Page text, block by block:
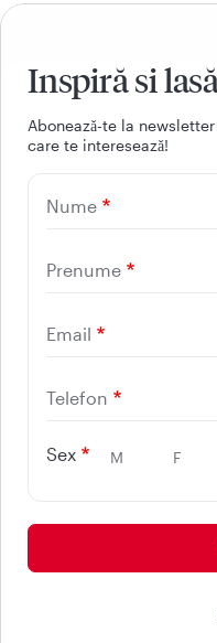
Inspiră si
Aboneazǎ-te la
care te intereseazǎ!
Nume
Prenume
Email
Telefon
Sex M F
CONTACT
REGINA MARIA
Protectia
© 2026 - Reteaua